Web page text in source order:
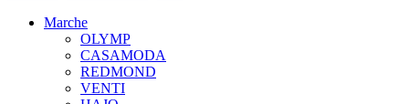
Marche
OLYMP
CASAMODA
REDMOND
VENTI